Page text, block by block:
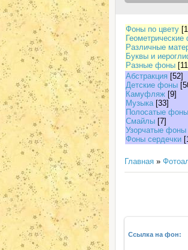
Фоны по цвету
Различные
Буквы и
Разные фоны
Абстракция [52]
Детские фоны
Камуфляж [9]
Музыка [33]
Полосатые фоны
Смайлы [7]
Узорчатые фоны
Фоны сердечки
Главная »
Ссылка на фон: